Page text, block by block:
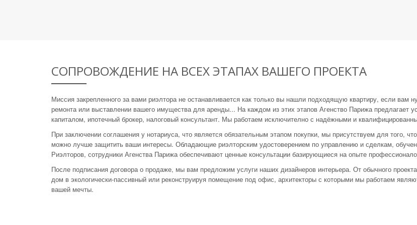
СОПРОВОЖДЕНИЕ НА ВСЕХ ЭТАПАХ ВАШЕГО ПРОЕКТА
Миссия закрепленного за вами риэлтора не останавливается как только вы нашли подходящую квартиру, если вам
ремонта или выставлении вашего имущества для аренды... На каждом из этих этапов Агенство Парижа предлагает
капиталом, ипотечный брокер, налоговый консультант. Мы работаем исключително с надёжными и
При заключении соглашения у нотариуса, что является обязательным этапом покупки, мы присутствуем для того,
можно лучше защитить ваши интересы. Обладающие риэлторским удостоверением по управлению и сделкам,
Риэлторов, сотрудники Агенства Парижа обеспечивают ценные консультации базирующиеся на опыте
После подписания договора о продаже, мы вам предложим услуги наших дизайнеров интерьера. От обычного
дом в экологически-пассивный или реконструируя помещение под офис, архитекторы с которыми мы работаем
вашей мечты.